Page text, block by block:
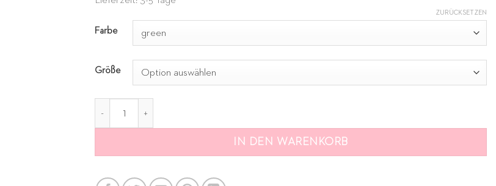
Farbe
Größe
ZURÜCKSETZEN
IN DEN WARENKORB
Alternative: